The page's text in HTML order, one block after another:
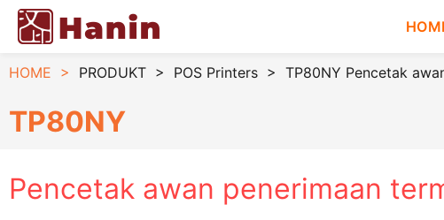
HOME > PRODUKT > POS Printers > TP80NY Pencetak
TP80NY
Pencetak awan penerimaan